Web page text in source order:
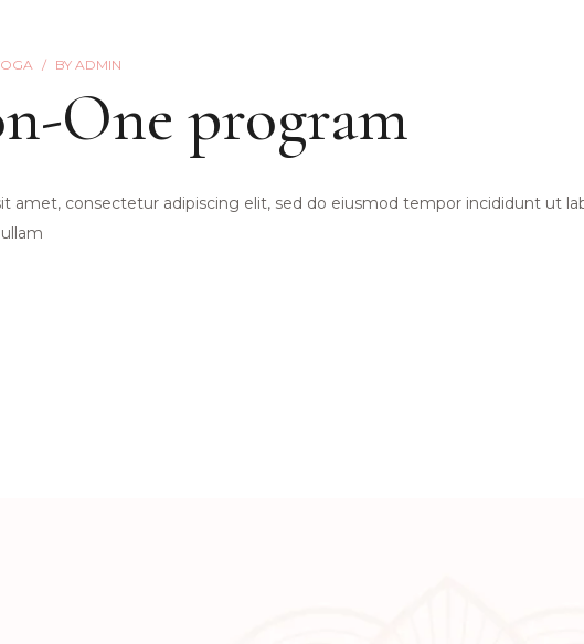
BY ADMIN
One program
amet, consectetur adipiscing elit, sed do eiusmod tempor incididunt ut